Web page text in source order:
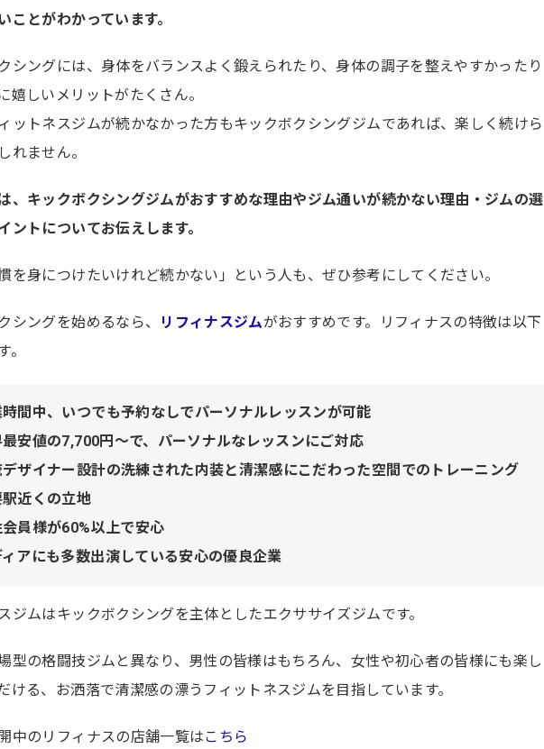
ことがわかっています。
シングには、身体をバランスよく鍛えられたり、身体の調子を整えやすかったり
嬉しいメリットがたくさん。
ットネスジムが続かなかった方もキックボクシングジムであれば、楽しく続けら
れません。
、キックボクシングジムがおすすめな理由やジム通いが続かない理由・ジムの選
ントについてお伝えします。
慣を身につけたいけれど続かない」という人も、ぜひ参考にしてください。
シングを始めるなら、 リフィナスジムがおすすめです。リフィナスの特徴は以下
。
時間中、いつでも予約なしでパーソナルレッスンが可能
最安値の7,700円〜で、パーソナルなレッスンにご対応
デザイナー設計の洗練された内装と清潔感にこだわった空間でのトレーニング
駅近くの立地
会員様が60%以上で安心
ィアにも多数出演している安心の優良企業
ジムはキックボクシングを主体としたエクササイズジムです。
型の格闘技ジムと異なり、男性の皆様はもちろん、女性や初心者の皆様にも楽し
ける、お洒落で清潔感の漂うフィットネスジムを目指しています。
中のリフィナスの店舗一覧はこちら